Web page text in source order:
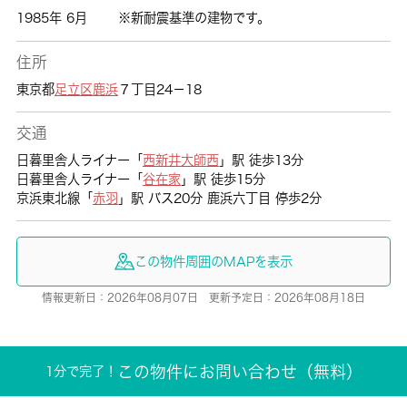
1985年 6月 ※新耐震基準の建物です。
住所
東京都足立区鹿浜７丁目24－18
交通
日暮里舎人ライナー「 西新井大師西 」駅 徒歩13分
日暮里舎人ライナー「 谷在家」駅 徒歩15分
京浜東北線「 赤羽 」駅 バス20分 鹿浜六丁目 停歩2分
この物件周囲のMAPを表示
情報更新日：2026年08月07日 更新予定日：2026年08月18日
1分で完了！ この物件にお問い合わせ（無料）